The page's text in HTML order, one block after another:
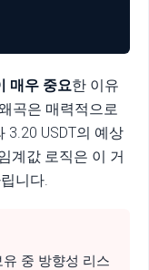
매우 중요한 이유
곡은 매력적으로
3.20 USDT의 예상
계값 로직은 이 거
니다.
유 중 방향성 리스